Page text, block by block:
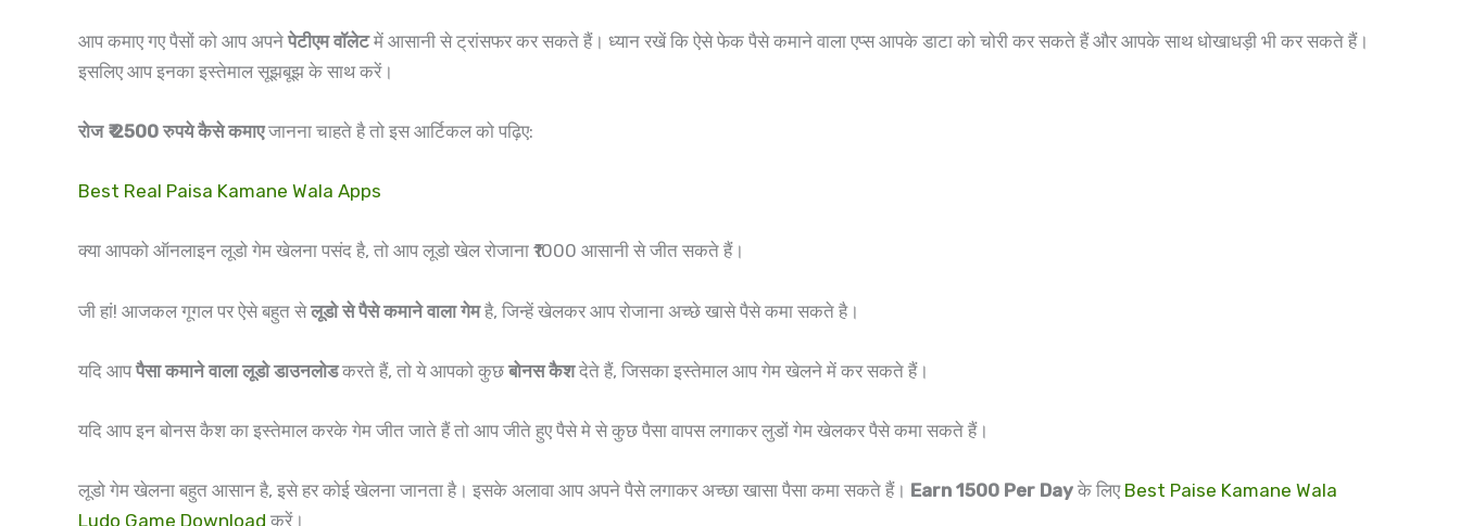
आप कमाए गए पैसों को आप अपने पेटीएम वॉलेटमें आसानी से ट्रांसफर कर सकते हैं। ध्यान रखें कि ऐसे फेक पैसे कमाने वाला एप्स आपके डाटा को चोरी कर सकते हैं और आपके साथ धोखाधड़ी भी कर सकते हैं।
इसलिए आप इनका इस्तेमाल सूझबूझ के साथ करें।
रोज ₹ 2500 रुपये कैसे कमाएजानना चाहते है तो इस आर्टिकल को पढ़िए:
Best Real Paisa Kamane Wala Apps
क्या आपको ऑनलाइन लूडो गेम खेलना पसंद है, तो आप लूडो खेल रोजाना ₹1000 आसानी से जीत सकते हैं।
जी हां! आजकल गूगल पर ऐसे बहुत सेलूडो से पैसे कमाने वाला गेमहै, जिन्हें खेलकर आप रोजाना अच्छे खासे पैसे कमा सकते है।
यदि आपपैसा कमाने वाला लूडो डाउनलोडकरते हैं, तो ये आपको कुछ बोनस कैशदेते हैं, जिसका इस्तेमाल आप गेम खेलने में कर सकते हैं।
यदि आप इन बोनस कैश का इस्तेमाल करके गेम जीत जाते हैं तो आप जीते हुए पैसे मे से कुछ पैसा वापस लगाकर लुडों गेम खेलकर पैसे कमा सकते हैं।
लूडो गेम खेलना बहुत आसान है, इसे हर कोई खेलना जानता है। इसके अलावा आप अपने पैसे लगाकर अच्छा खासा पैसा कमा सकते हैं। Earn 1500 Per Day के लिए Best Paise Kamane Wala
Ludo Game Download करें।